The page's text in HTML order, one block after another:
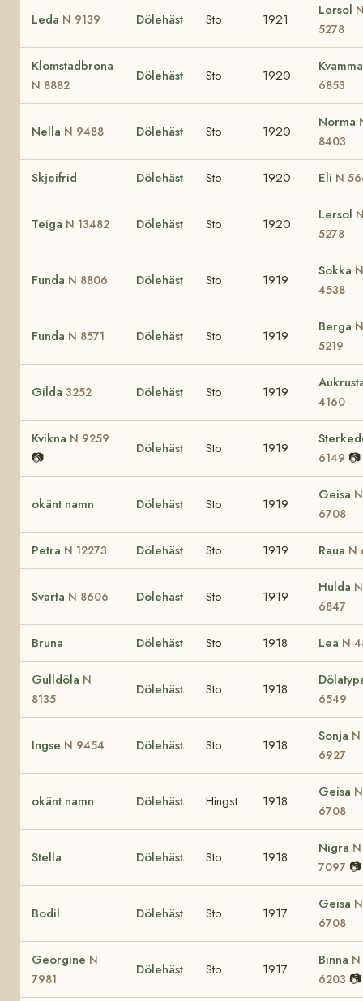
Leda N 9139 Dölehäst Sto 1921
Lersol
5278
Klomstadbrona
N 8882
Dölehäst Sto 1920
6853
Nella N 9488 Dölehäst Sto 1920
Norma
8403
Skjeifrid Dölehäst Sto 1920 Eli N
Teiga N 13482 Dölehäst Sto 1920
Lersol
5278
Funda N 8806 Dölehäst Sto 1919
Sokka N
4538
Funda N 8571 Dölehäst Sto 1919
Berga N
5219
Gilda 3252 Dölehäst Sto 1919
4160
Kvikna N 9259
📷
Dölehäst Sto 1919
6149 📷
okänt namn Dölehäst Sto 1919
Geisa N
6708
Petra N 12273 Dölehäst Sto 1919 Raua N
Svarta N 8606 Dölehäst Sto 1919
Hulda N
6847
Bruna Dölehäst Sto 1918 Lea N
Gulldöla N
8135
Dölehäst Sto 1918
6549
Ingse N 9454 Dölehäst Sto 1918
Sonja N
6927
okänt namn Dölehäst Hingst 1918
Geisa N
6708
Stella Dölehäst Sto 1918
Nigra N
7097 📷
Bodil Dölehäst Sto 1917
Geisa N
6708
Georgine N
7981
Dölehäst Sto 1917
Binna N
6203 📷